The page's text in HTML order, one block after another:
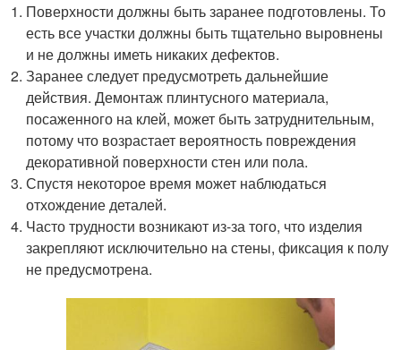
Поверхности должны быть заранее подготовлены. То
есть все участки должны быть тщательно выровнены
и не должны иметь никаких дефектов.
Заранее следует предусмотреть дальнейшие
действия. Демонтаж плинтусного материала,
посаженного на клей, может быть затруднительным,
потому что возрастает вероятность повреждения
декоративной поверхности стен или пола.
Спустя некоторое время может наблюдаться
отхождение деталей.
Часто трудности возникают из-за того, что изделия
закрепляют исключительно на стены, фиксация к полу
не предусмотрена.